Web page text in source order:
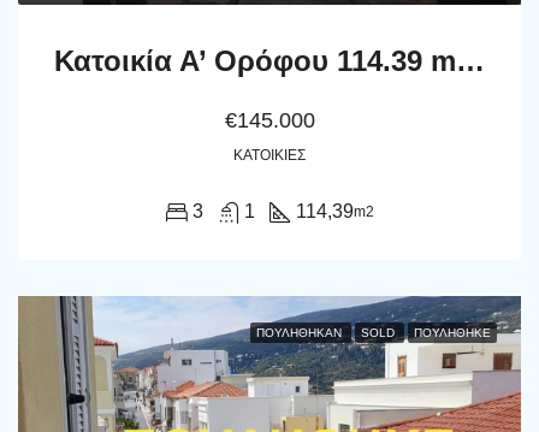
Κατοικία Α’ Ορόφου 114.39 m2 με μεγάλη Βεράντα στον Πιτροφό Άνδρου
€145.000
ΚΑΤΟΙΚΊΕΣ
3 1 114,39m2
ΠΟΥΛΉΘΗΚΑΝ SOLD ΠΟΥΛΗΘΗΚΕ